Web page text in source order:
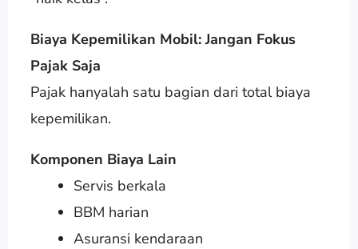
Biaya Kepemilikan Mobil: Jangan Fokus
Pajak Saja
Pajak hanyalah satu bagian dari total biaya
kepemilikan.
Komponen Biaya Lain
Servis berkala
BBM harian
Asuransi kendaraan